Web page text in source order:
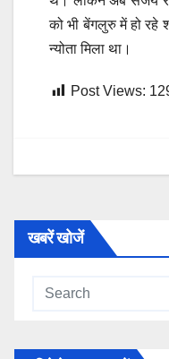
को भी बेंगलुरु में हो रहे
न्योता मिला था।
Post Views:
खबरें खोजें